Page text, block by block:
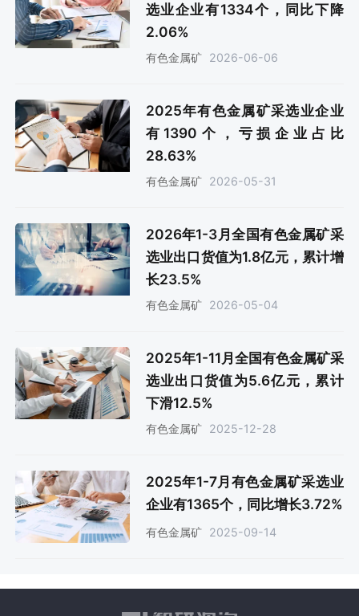
选业企业有1334个，同比下降
2.06%
有色金属矿 2026-06-06
2025年有色金属矿采选业企业
有1390个，亏损企业占比
28.63%
有色金属矿 2026-05-31
2026年1-3月全国有色金属矿采
选业出口货值为1.8亿元，累计增
长23.5%
有色金属矿 2026-05-04
2025年1-11月全国有色金属矿采
选业出口货值为5.6亿元，累计
下滑12.5%
有色金属矿 2025-12-28
2025年1-7月有色金属矿采选业
企业有1365个，同比增长3.72%
有色金属矿 2025-09-14